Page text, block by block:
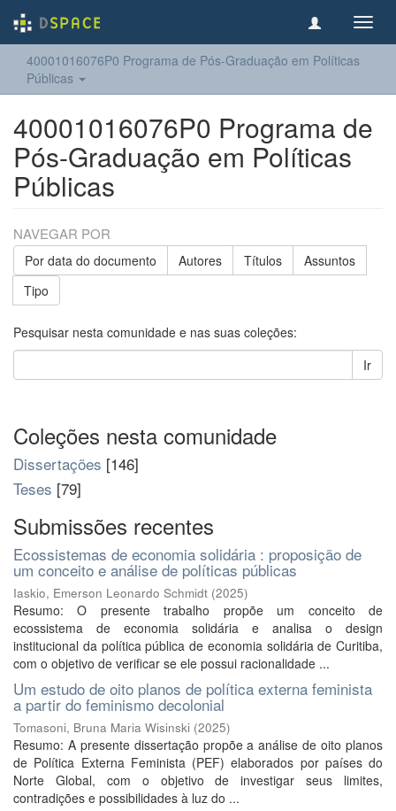
40001016076P0 Programa de Pós-Graduação em Políticas
Públicas
40001016076P0 Programa de
Pós-Graduação em Políticas
Públicas
NAVEGAR POR
Por data do documento Autores Títulos
Assuntos
Tipo
Pesquisar nesta comunidade e nas suas coleções:
Ir
Coleções nesta comunidade
Dissertações [146]
Teses [79]
Submissões recentes
Ecossistemas de economia solidária : proposição de
um conceito e análise de políticas públicas
Iaskio, Emerson Leonardo Schmidt (2025)
Resumo: O presente trabalho propõe um conceito de
ecossistema de economia solidária e analisa o design
institucional da política pública de economia solidária de Curitiba,
com o objetivo de verificar se ele possui racionalidade ...
Um estudo de oito planos de política externa feminista
a partir do feminismo decolonial
Tomasoni, Bruna Maria Wisinski (2025)
Resumo: A presente dissertação propõe a análise de oito planos
de Política Externa Feminista (PEF) elaborados por países do
Norte Global, com o objetivo de investigar seus limites,
contradições e possibilidades à luz do ...